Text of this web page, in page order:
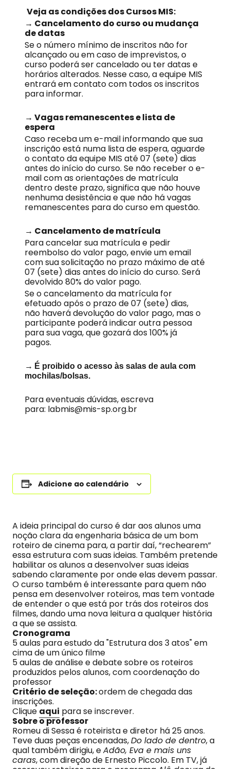
Veja as condições dos Cursos MIS:
→ Cancelamento do curso ou mudança
de datas
Se o número mínimo de inscritos não for
alcançado ou em caso de imprevistos, o
curso poderá ser cancelado ou ter datas e
horários alterados. Nesse caso, a equipe MIS
entrará em contato com todos os inscritos
para informar.
→ Vagas remanescentes e lista de
espera
Caso receba um e-mail informando que sua
inscrição está numa lista de espera, aguarde
o contato da equipe MIS até 07 (sete) dias
antes do início do curso. Se não receber o e-
mail com as orientações de matrícula
dentro deste prazo, significa que não houve
nenhuma desistência e que não há vagas
remanescentes para do curso em questão.
→ Cancelamento de matrícula
Para cancelar sua matrícula e pedir
reembolso do valor pago, envie um email
com sua solicitação no prazo máximo de até
07 (sete) dias antes do início do curso. Será
devolvido 80% do valor pago.
Se o cancelamento da matrícula for
efetuado após o prazo de 07 (sete) dias,
não haverá devolução do valor pago, mas o
participante poderá indicar outra pessoa
para sua vaga, que gozará dos 100% já
pagos.
→ É proibido o acesso às salas de aula com
mochilas/bolsas.
Para eventuais dúvidas, escreva
para: labmis@mis-sp.org.br
Adicione ao calendário
A ideia principal do curso é dar aos alunos uma
noção clara da engenharia básica de um bom
roteiro de cinema para, a partir daí, “rechearem”
essa estrutura com suas ideias. Também pretende
habilitar os alunos a desenvolver suas ideias
sabendo claramente por onde elas devem passar.
O curso também é interessante para quem não
pensa em desenvolver roteiros, mas tem vontade
de entender o que está por trás dos roteiros dos
filmes, dando uma nova leitura a qualquer história
a que se assista.
Cronograma
5 aulas para estudo da "Estrutura dos 3 atos" em
cima de um único filme
5 aulas de análise e debate sobre os roteiros
produzidos pelos alunos, com coordenação do
professor
Critério de seleção:ordem de chegada das
inscrições.
Clique aqui para se inscrever.
Sobre o professor
Romeu di Sessa é roteirista e diretor há 25 anos.
Teve duas peças encenadas,Do lado de dentro, a
qual também dirigiu, eAdão, Eva e mais uns
caras, com direção de Ernesto Piccolo. Em TV, já